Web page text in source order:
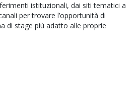
istituzionali, dai siti tematici a
per trovare l’opportunità di
di stage più adatto alle proprie